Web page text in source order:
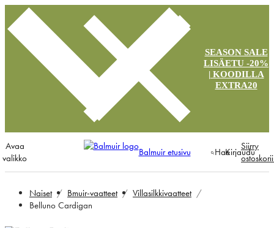
SEASON SALE
LISÄETU -20%
| KOODILLA
EXTRA20
Avaa
valikko
Balmuir etusivu HaeKirjaudu
Siirry
Naiset Bmuir-vaatteet
Villasilkkivaatteet
Belluno Cardigan